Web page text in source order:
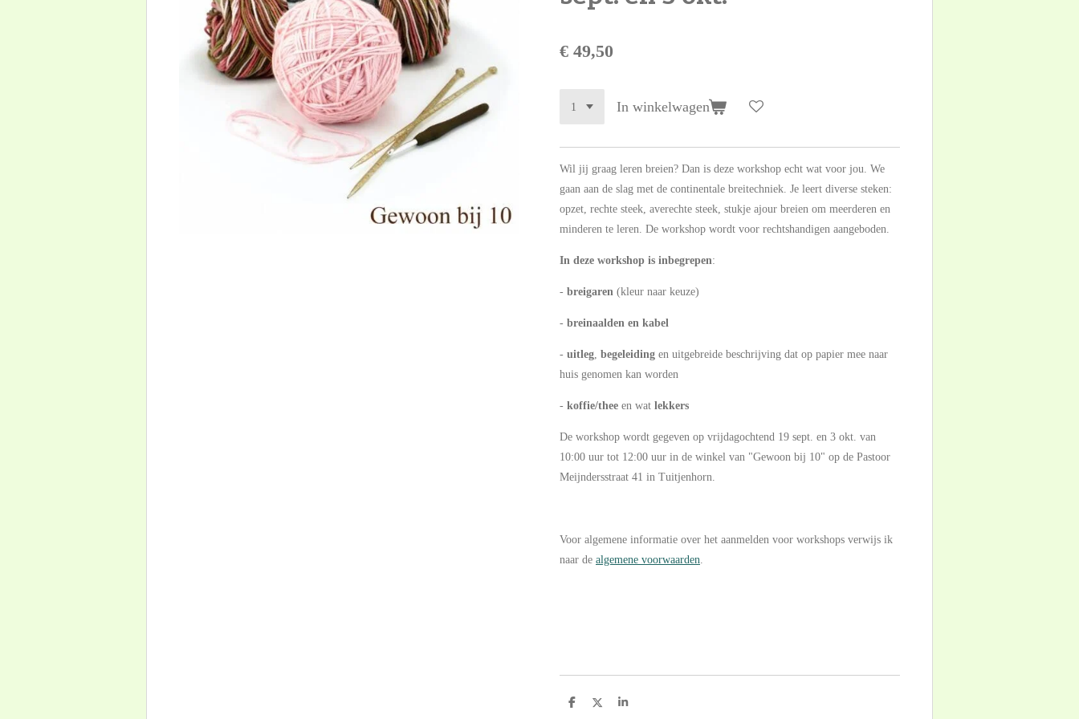
€ 49,50
In winkelwagen
Wil jij graag leren breien? Dan is deze workshop echt wat voor jou. We
gaan aan de slag met de continentale breitechniek. Je leert diverse steken:
opzet, rechte steek, averechte steek, stukje ajour breien om meerderen en
minderen te leren. De workshop wordt voor rechtshandigen aangeboden.
In deze workshop is inbegrepen:
- breigaren (kleur naar keuze)
- breinaalden en kabel
- uitleg begeleiding en uitgebreide beschrijving dat op papier mee naar
huis genomen kan worden
- koffie/thee en wat lekkers
De workshop wordt gegeven op vrijdagochtend 19 sept. en 3 okt. van
10:00 uur tot 12:00 uur in de winkel van "Gewoon bij 10" op de Pastoor
Meijndersstraat 41 in Tuitjenhorn.
Voor algemene informatie over het aanmelden voor workshops verwijs ik
naar de algemene voorwaarden
D
D
S